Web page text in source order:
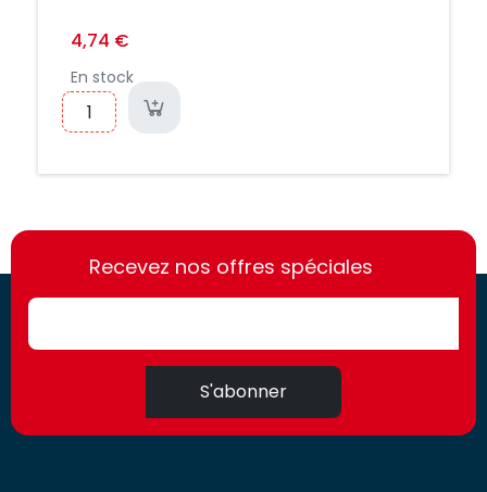
4,74 €
En stock
https://france-
access.fr
https://france-
access.fr
Recevez nos offres spéciales
S'abonner